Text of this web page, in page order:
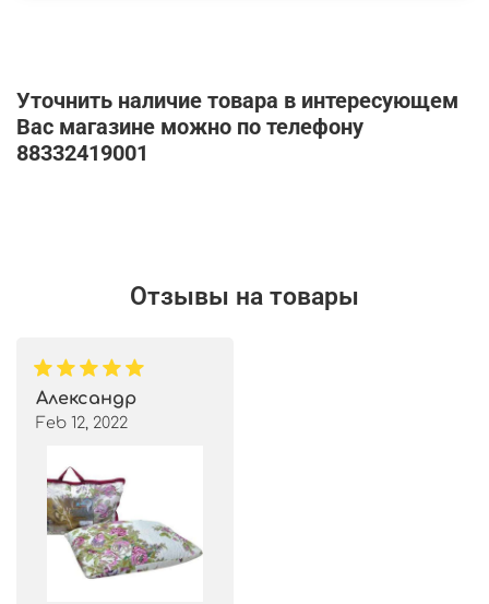
Уточнить наличие товара в интересующем
Вас магазине можно по телефону
88332419001
Отзывы на товары
Александр
Feb 12, 2022